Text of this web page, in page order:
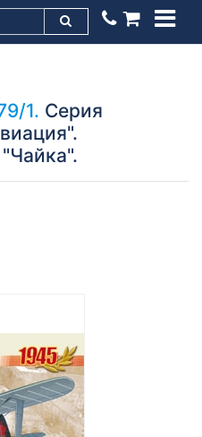
1. Серия